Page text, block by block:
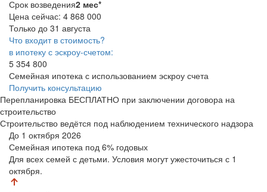
Срок возведения2 мес*
Цена сейчас: 4 868 000
Только до 31 августа
Что входит в стоимость?
в ипотеку с эскроу-счетом:
5 354 800
Семейная ипотека с использованием эскроу счета
Получить консультацию
Перепланировка БЕСПЛАТНО при заключении договора на
строительство
Строительство ведётся под наблюдением технического надзора
До 1 октября 2026
Семейная ипотека под 6% годовых
Для всех семей с детьми. Условия могут ужесточиться с 1
октября.